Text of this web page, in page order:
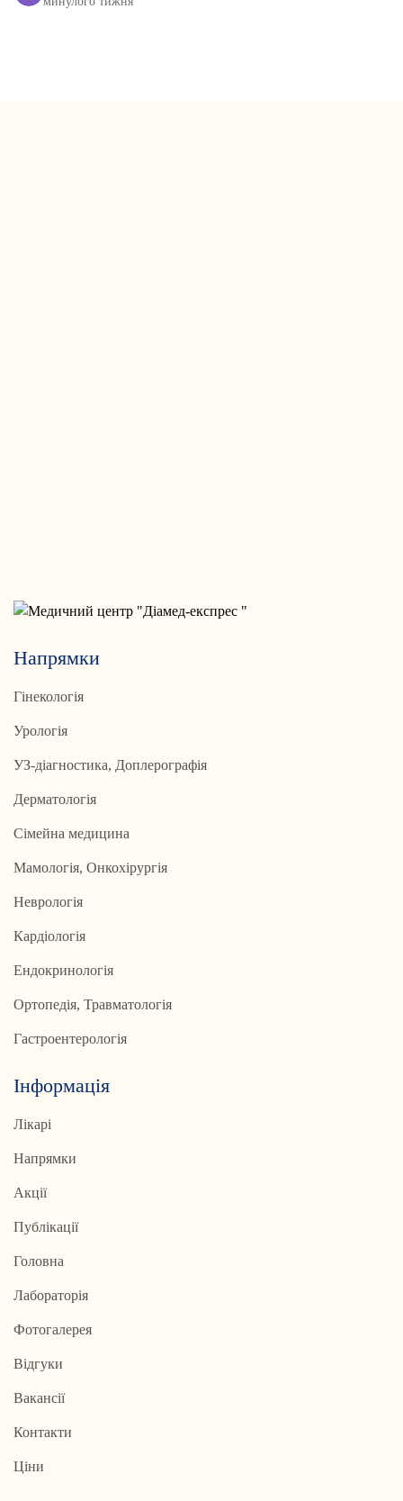
Напрямки
Гінекологія
Урологія
УЗ-діагностика, Доплерографія
Дерматологія
Сімейна медицина
Мамологія, Онкохірургія
Неврологія
Кардіологія
Ендокринологія
Ортопедія, Травматологія
Гастроентерологія
Інформація
Лікарі
Напрямки
Акції
Публікації
Головна
Лабораторія
Фотогалерея
Відгуки
Вакансії
Контакти
Ціни